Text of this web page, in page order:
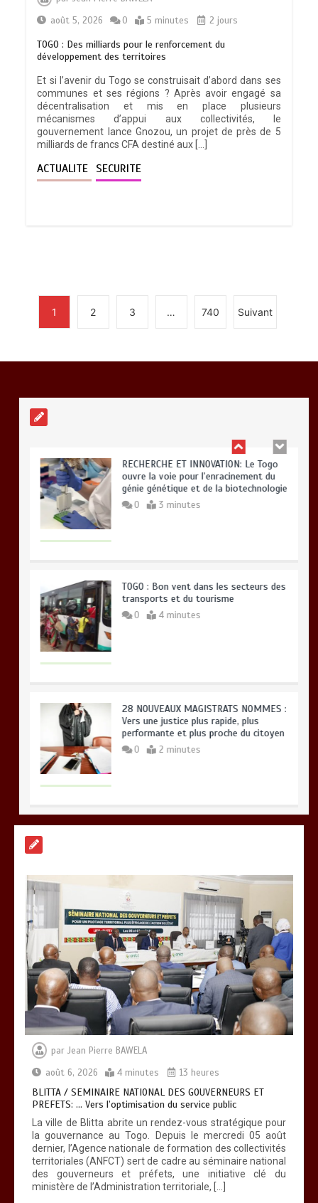
août 5, 2026
0 5 minutes 2 jours
TOGO : Des milliards pour le renforcement du
développement des territoires
Et si l’avenir du Togo se construisait d’abord dans ses
communes et ses régions ? Après avoir engagé sa
décentralisation et mis en place plusieurs
mécanismes d’appui aux collectivités, le
gouvernement lance Gnozou, un projet de près de 5
milliards de francs CFA destiné aux […]
ACTUALITE SECURITE
1 2 3 … 740 Suivant
3 minutes
TOGO : Bon vent dans les secteurs des
transports et du tourisme
0 4 minutes
RECHERCHE ET INNOVATION: Le Togo
ouvre la voie pour l’enracinement du
génie génétique et de la biotechnologie
0 3 minutes
TOGO : Bon vent dans les secteurs des
transports et du tourisme
0 4 minutes
28 NOUVEAUX MAGISTRATS NOMMES :
Vers une justice plus rapide, plus
performante et plus proche du citoyen
0 2 minutes
RECHERCHE ET INNOVATION: Le Togo
ouvre la voie pour l’enracinement du
génie génétique et de la biotechnologie
0 3 minutes
TOGO : Bon vent dans les secteurs des
transports et du tourisme
0 4 minutes
par Jean Pierre BAWELA
août 6, 2026
4 minutes 13 heures
BLITTA / SEMINAIRE NATIONAL DES GOUVERNEURS ET
PREFETS: … Vers l’optimisation du service public
La ville de Blitta abrite un rendez-vous stratégique pour
la gouvernance au Togo. Depuis le mercredi 05 août
dernier, l’Agence nationale de formation des collectivités
territoriales (ANFCT) sert de cadre au séminaire national
des gouverneurs et préfets, une initiative clé du
ministère de l’Administration territoriale, […]